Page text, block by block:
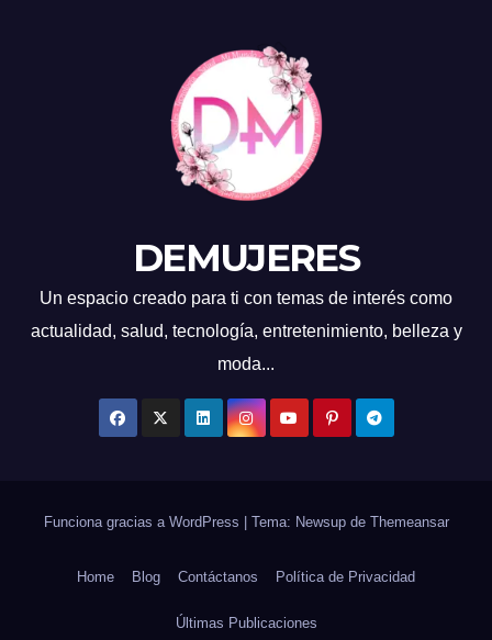
DEMUJERES
Un espacio creado para ti con temas de interés como
actualidad, salud, tecnología, entretenimiento, belleza y
moda...
Funciona gracias a WordPress Tema: Newsup de Themeansar
Home Blog Contáctanos Política de Privacidad
Últimas Publicaciones